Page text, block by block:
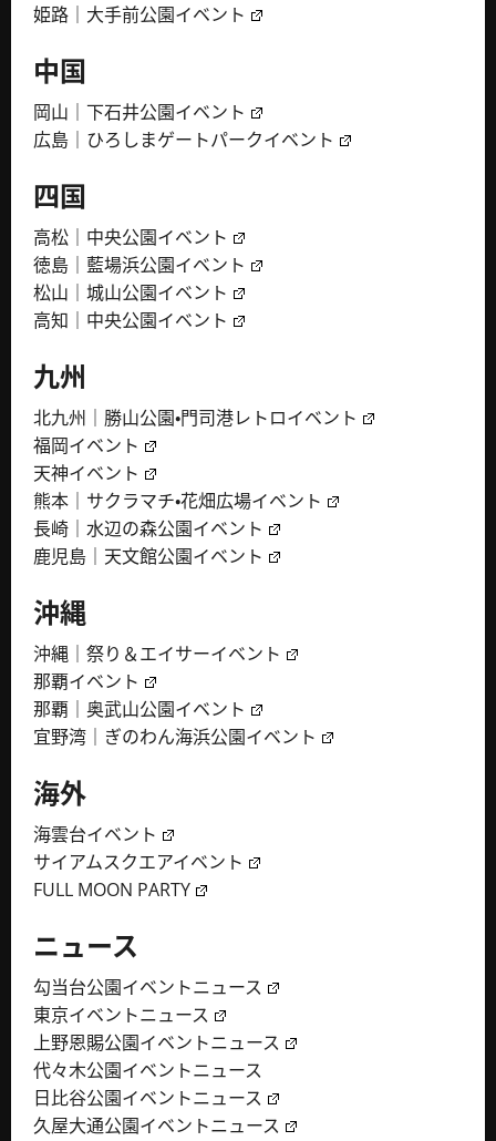
姫路｜大手前公園イベント
中国
岡山｜下石井公園イベント
広島｜ひろしまゲートパークイベント
四国
高松｜中央公園イベント
徳島｜藍場浜公園イベント
松山｜城山公園イベント
高知｜中央公園イベント
九州
北九州｜勝山公園・門司港レトロイベント
福岡イベント
天神イベント
熊本｜サクラマチ・花畑広場イベント
長崎｜水辺の森公園イベント
鹿児島｜天文館公園イベント
沖縄
沖縄｜祭り＆エイサーイベント
那覇イベント
那覇｜奥武山公園イベント
宜野湾｜ぎのわん海浜公園イベント
海外
海雲台イベント
サイアムスクエアイベント
FULL MOON PARTY
ニュース
勾当台公園イベントニュース
東京イベントニュース
上野恩賜公園イベントニュース
代々木公園イベントニュース
日比谷公園イベントニュース
久屋大通公園イベントニュース